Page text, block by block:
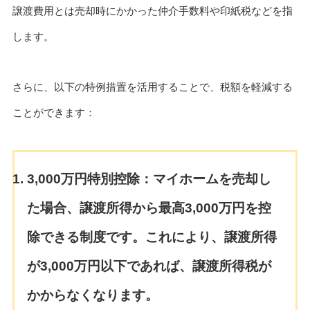
譲渡費用とは売却時にかかった仲介手数料や印紙税などを指
します。
さらに、以下の特例措置を活用することで、税額を軽減する
ことができます：
3,000万円特別控除： マイホームを売却し
た場合、譲渡所得から最高3,000万円を控
除できる制度です。これにより、譲渡所得
が3,000万円以下であれば、譲渡所得税が
かからなくなります。